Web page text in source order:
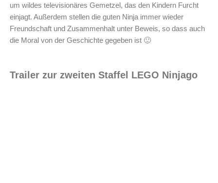
um wildes televisionäres Gemetzel, das den Kindern Furcht
einjagt. Außerdem stellen die guten Ninja immer wieder
Freundschaft und Zusammenhalt unter Beweis, so dass auch
die Moral von der Geschichte gegeben ist 🙂
Trailer zur zweiten Staffel LEGO Ninjago